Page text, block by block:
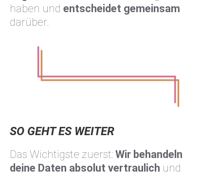
haben und entscheidet gemeinsam
darüber.
SO GEHT ES WEITER
Das Wichtigste zuerst: Wir behandeln
deine Daten absolut vertraulich und